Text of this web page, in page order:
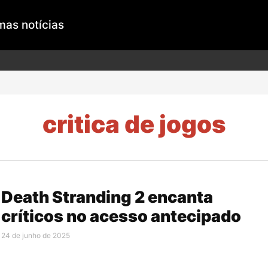
notícias
critica de jogos
Death Stranding 2 encanta
críticos no acesso antecipado
24 de junho de 2025